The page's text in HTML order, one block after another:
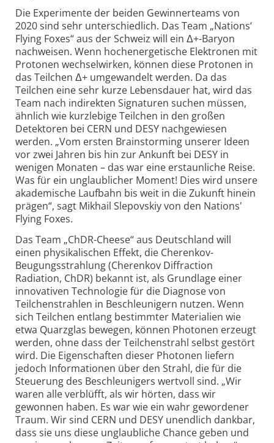
Die Experimente der beiden Gewinnerteams von
2020 sind sehr unterschiedlich. Das Team „Nations‘
Flying Foxes“ aus der Schweiz will ein Δ+-Baryon
nachweisen. Wenn hoc­henergetische Elektronen mit
Protonen wechselwirken, können diese Protonen in
das Teilchen Δ+ umgewandelt werden. Da das
Teilchen eine sehr kurze Lebens­dauer hat, wird das
Team nach indirekten Signaturen suchen müssen,
ähnlich wie kurzlebige Teilchen in den großen
Detektoren bei CERN und DESY nachgewiesen
werden. „Vom ersten Brainstorming unserer Ideen
vor zwei Jahren bis hin zur Ankunft bei DESY in
wenigen Monaten – das war eine erstaunliche Reise.
Was für ein unglaublicher Moment! Dies wird unsere
akademische Laufbahn bis weit in die Zukunft hinein
prägen“, sagt Mikhail Slepovskiy von den Nations'
Flying Foxes.
Das Team „ChDR-Cheese“ aus Deutschland will
einen physikalischen Effekt, die Cherenkov-
Beugungs­strahlung (Cherenkov Diffraction
Radiation, ChDR) bekannt ist, als Grundlage einer
innovativen Technologie für die Diagnose von
Teilchenstrahlen in Beschleunigern nutzen. Wenn
sich Teilchen entlang bestimmter Materialien wie
etwa Quarzglas bewegen, können Photonen erzeugt
werden, ohne dass der Teilchenstrahl selbst gestört
wird. Die Eigenschaften dieser Photonen liefern
jedoch Informationen über den Strahl, die für die
Steuerung des Beschleunigers wertvoll sind. „Wir
waren alle verblüfft, als wir hörten, dass wir
gewonnen haben. Es war wie ein wahr gewordener
Traum. Wir sind CERN und DESY unendlich dankbar,
dass sie uns diese unglaubliche Chance geben und